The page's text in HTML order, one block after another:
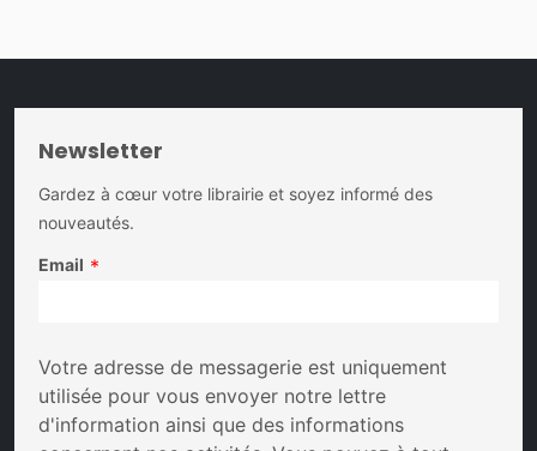
Newsletter
Gardez à cœur votre librairie et soyez informé des
nouveautés.
Email *
Votre adresse de messagerie est uniquement
utilisée pour vous envoyer notre lettre
d'information ainsi que des informations